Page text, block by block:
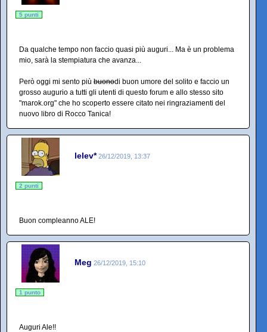
5 punti
Da qualche tempo non faccio quasi più auguri... Ma è un problema
mio, sarà la stempiatura che avanza...
Però oggi mi sento più buonodi buon umore del solito e faccio un
grosso augurio a tutti gli utenti di questo forum e allo stesso sito
"marok.org" che ho scoperto essere citato nei ringraziamenti del
nuovo libro di Rocco Tanica!
lelev* 26/12/2019, 13:37
2 punti
Buon compleanno ALE!
Meg 26/12/2019, 15:10
1 punto
Auguri Ale!!